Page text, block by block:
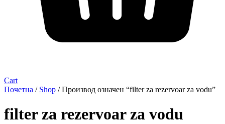
Cart
Почетна / Shop / Производ oзначен “filter za rezervoar za vodu”
filter za rezervoar za vodu